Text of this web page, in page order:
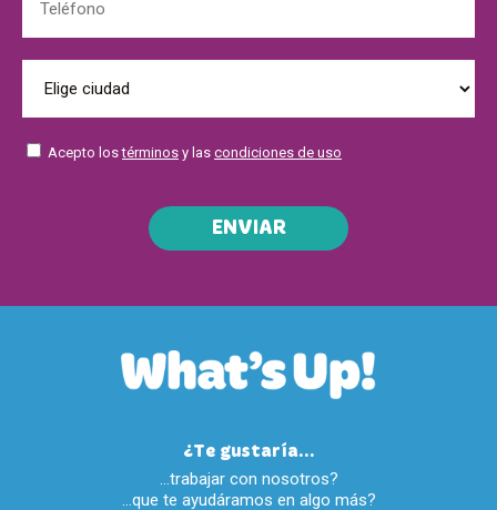
Acepto lostérminos y las condiciones de uso
ENVIAR
¿Te gustaría...
…trabajar con nosotros?
…que te ayudáramos en algo más?